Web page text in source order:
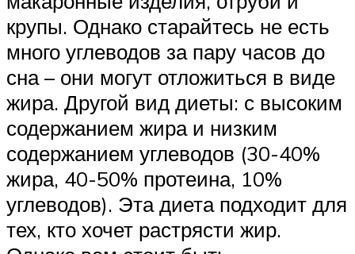
крупы. Однако старайтесь не есть
много углеводов за пару часов до
сна – они могут отложиться в виде
жира. Другой вид диеты: с высоким
содержанием жира и низким
содержанием углеводов (30-40%
жира, 40-50% протеина, 10%
углеводов). Эта диета подходит для
тех, кто хочет растрясти жир.